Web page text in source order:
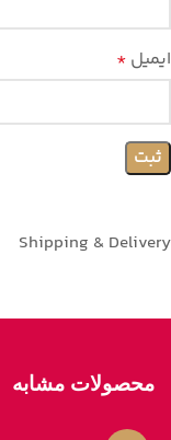
ایمیل *
Shipping & Delivery
محصولات مشابه